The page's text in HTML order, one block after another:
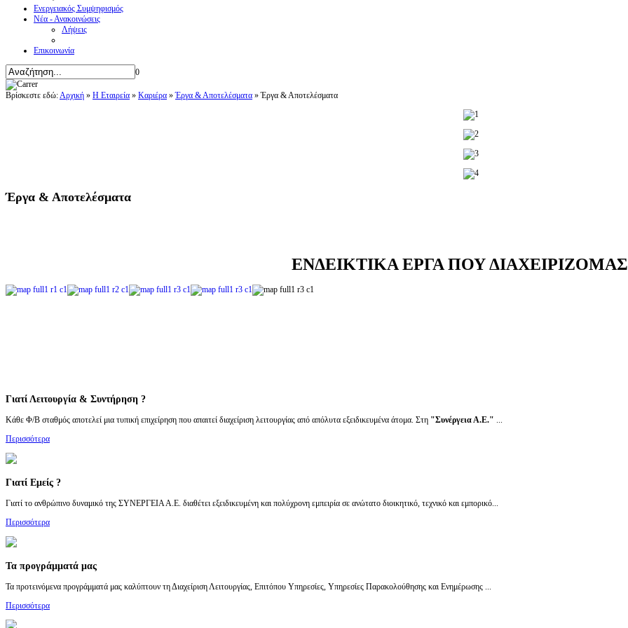
Ενεργειακός Συμψηφισμός
Νέα - Ανακοινώσεις
Λήψεις
Επικοινωνία
0
Βρίσκεστε εδώ:Αρχική » Η Εταιρεία » Καριέρα »Έργα & Αποτελέσματα »Έργα & Αποτελέσματα
Έργα & Αποτελέσματα
ΕΝΔΕΙΚΤΙΚΑ ΕΡΓΑ ΠΟΥ
Γιατί Λειτουργία & Συντήρηση ?
Κάθε Φ/Β σταθμός αποτελεί μια τυπική επιχείρηση που απαιτεί διαχείριση λειτουργίας από απόλυτα εξειδικευμένα άτομα. Στη "Συνέργεια Α.Ε." ...
Περισσότερα
Γιατί Εμείς ?
Γιατί το ανθρώπινο δυναμικό της ΣΥΝΕΡΓΕΙΑ Α.Ε. διαθέτει εξειδικευμένη και πολύχρονη εμπειρία σε ανώτατο διοικητικό, τεχνικό και εμπορικό...
Περισσότερα
Τα προγράμματά μας
Τα προτεινόμενα προγράμματά μας καλύπτουν τη Διαχείριση Λειτουργίας, Επιτόπου Υπηρεσίες, Υπηρεσίες Παρακολούθησης και Ενημέρωσης ...
Περισσότερα